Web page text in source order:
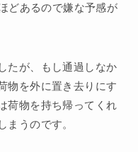
どあるので嫌な予感が
たが、もし通過しなか
物を外に置き去りにす
荷物を持ち帰ってくれ
まうのです。